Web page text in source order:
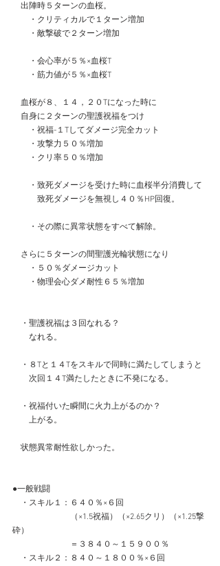
出陣時５ターンの血桜。
・クリティカルで１ターン増加
・敵撃破で２ターン増加
・会心率が５％×血桜T
・筋力値が５％×血桜T
血桜が８、１４，２０Tになった時に
自身に２ターンの聖護祝福をつけ
・祝福-１Tしてダメージ完全カット
・攻撃力５０％増加
・クリ率５０％増加
・致死ダメージを受けた時に血桜半分消費して
致死ダメージを無視し４０％HP回復。
・その際に異常状態をすべて解除。
さらに５ターンの間聖護光輪状態になり
・５０％ダメージカット
・物理会心ダメ耐性６５％増加
・聖護祝福は３回なれる？
なれる。
・８Tと１４Tをスキルで同時に満たしてしまうと
次回１４T満たしたときに不発になる。
・祝福付いた瞬間に火力上がるのか？
上がる。
状態異常耐性欲しかった。
●一般戦闘
・スキル１：６４０％×６回
（×1.5祝福）（×2.65クリ）（×1.25撃
砕）
＝３８４０～１５９００％
・スキル２：８４０～１８００％×６回